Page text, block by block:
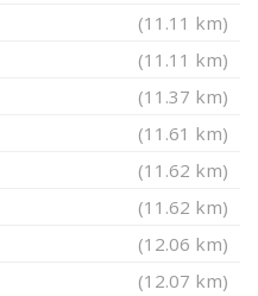
(11.11 km)
(11.11 km)
(11.37 km)
(11.61 km)
(11.62 km)
(11.62 km)
(12.06 km)
(12.07 km)